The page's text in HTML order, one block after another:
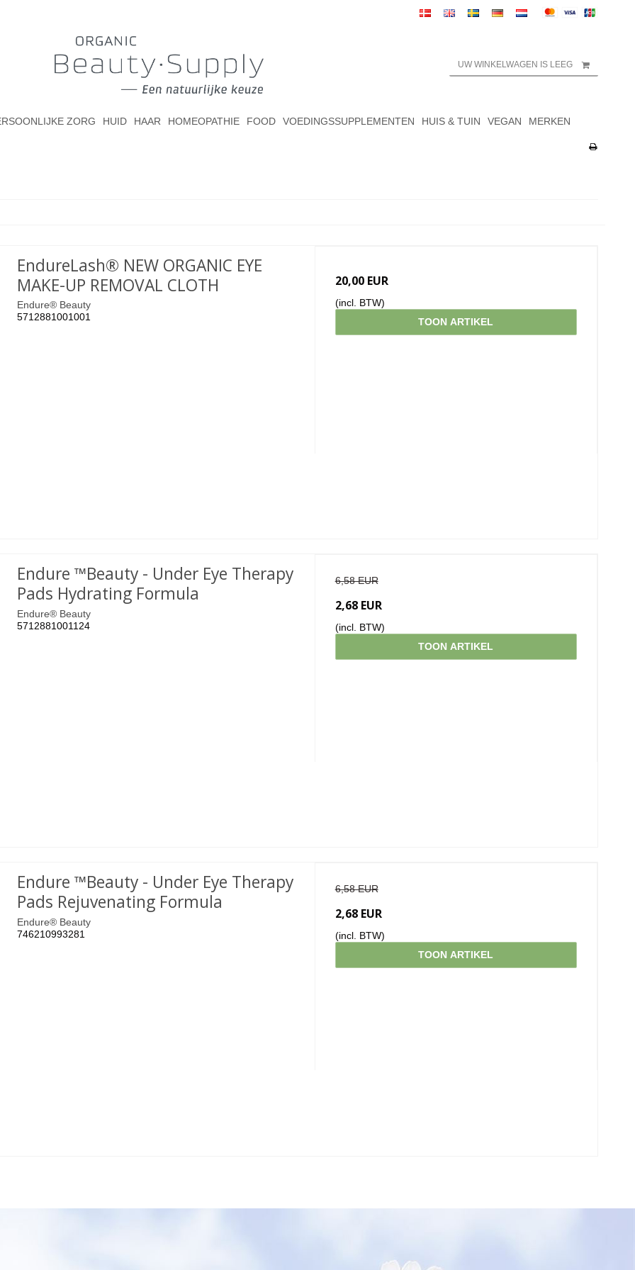
UW WINKELWAGEN IS LEEG
ZORG HUID HAAR HOMEOPATHIE FOOD VOEDINGSSUPPLEMENTEN HUIS & TUIN VEGAN MERKEN
EndureLash® NEW ORGANIC EYE
MAKE-UP REMOVAL CLOTH
Endure® Beauty
5712881001001
20,00 EUR
(incl. BTW)
TOON ARTIKEL
Endure ™Beauty - Under Eye Therapy
Pads Hydrating Formula
Endure® Beauty
5712881001124
6,58 EUR
2,68 EUR
(incl. BTW)
TOON ARTIKEL
Endure ™Beauty - Under Eye Therapy
Pads Rejuvenating Formula
Endure® Beauty
746210993281
6,58 EUR
2,68 EUR
(incl. BTW)
TOON ARTIKEL